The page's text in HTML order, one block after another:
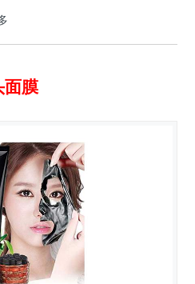
面膜